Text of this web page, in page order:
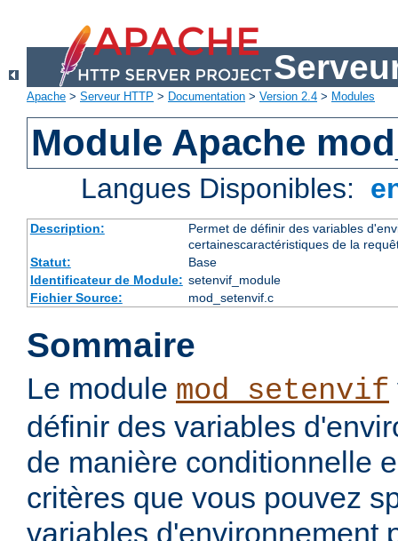
Apache > Serveur HTTP > Documentation > Version 2.4 > Modules
Module Apache
Langues Disponibles:
Description:
Permet de définir des variables
certainescaractéristiques de la
Statut:
Base
Identificateur de Module: setenvif_module
Fichier Source:
mod_setenvif.c
Sommaire
Le module mod_setenvif
définir des variables
de manière conditionnelle
critères que vous pouvez
variables d'environnement